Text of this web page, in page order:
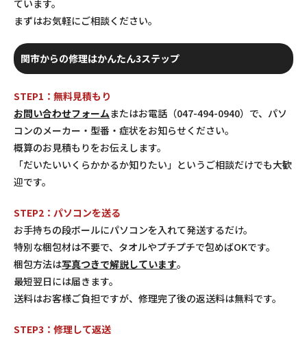
ています。
まずはお気軽にご相談ください。
関市からの修理はかんたん3ステップ
STEP1：無料見積もり
お問い合わせフォームまたはお電話（047-494-0940）で、パソ
コンのメーカー・型番・症状をお知らせください。
概算のお見積もりをお伝えします。
「だいたいいくらかかるか知りたい」というご相談だけでも大歓
迎です。
STEP2：パソコンを送る
お手持ちの段ボールにパソコンを入れて発送するだけ。
特別な梱包材は不要で、タオルやプチプチで包めばOKです。
梱包方法は写真つきで解説しています。
最短翌日には届きます。
送料はお客様ご負担ですが、修理完了後の返送料は無料です。
STEP3：修理して返送